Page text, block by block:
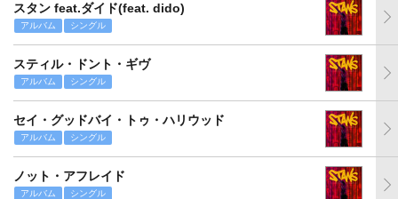
スタン feat.ダイド(feat. dido)
アルバム シングル
スティル・ドント・ギヴ
アルバム シングル
セイ・グッドバイ・トゥ・ハリウッド
アルバム シングル
ノット・アフレイド
アルバム シングル